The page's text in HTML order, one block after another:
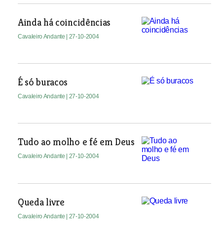
Ainda há coincidências
Cavaleiro Andante | 27-10-2004
É só buracos
Cavaleiro Andante | 27-10-2004
Tudo ao molho e fé em Deus
Cavaleiro Andante | 27-10-2004
Queda livre
Cavaleiro Andante | 27-10-2004